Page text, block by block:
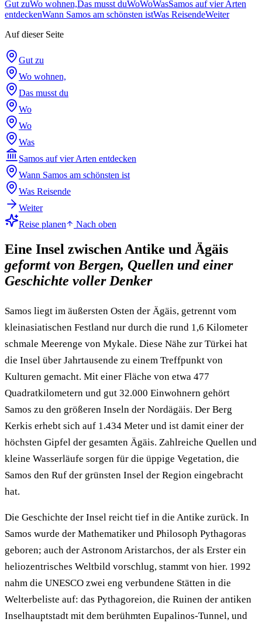
Gut zuWo wohnen,Das musst duWoWoWasSamos auf vier Arten
entdeckenWann Samos am schönsten istWas ReisendeWeiter
Auf dieser Seite
Gut zu
Wo wohnen,
Das musst du
Wo
Wo
Was
Samos auf vier Arten entdecken
Wann Samos am schönsten ist
Was Reisende
Weiter
Reise planen
Nach oben
Eine Insel zwischen Antike und Ägäis
geformt von Bergen, Quellen und einer
Geschichte voller Denker
Samos liegt im äußersten Osten der Ägäis, getrennt vom
kleinasiatischen Festland nur durch die rund 1,6 Kilometer
schmale Meerenge von Mykale. Diese Nähe zur Türkei hat
die Insel über Jahrtausende zu einem Treffpunkt von
Kulturen gemacht. Mit einer Fläche von etwa 477
Quadratkilometern und gut 32.000 Einwohnern gehört
Samos zu den größeren Inseln der Nordägäis. Der Berg
Kerkis erhebt sich auf 1.434 Meter und ist damit einer der
höchsten Gipfel der gesamten Ägäis. Zahlreiche Quellen und
kleine Wasserläufe sorgen für die üppige Vegetation, die
Samos den Ruf der grünsten Insel der Region eingebracht
hat.
Die Geschichte der Insel reicht tief in die Antike zurück. In
Samos wurde der Mathematiker und Philosoph Pythagoras
geboren; auch der Astronom Aristarchos, der als Erster ein
heliozentrisches Weltbild vorschlug, stammt von hier. 1992
nahm die UNESCO zwei eng verbundene Stätten in die
Welterbeliste auf: das Pythagoreion, die Ruinen der antiken
Inselhauptstadt mit dem berühmten Eupalinos-Tunnel, und